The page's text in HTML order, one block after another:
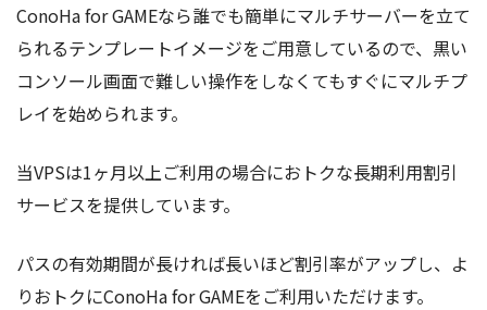
ConoHa for GAMEなら誰でも簡単にマルチサーバーを立て
られるテンプレートイメージをご用意しているので、黒い
コンソール画面で難しい操作をしなくてもすぐにマルチプ
レイを始められます。
当VPSは1ヶ月以上ご利用の場合におトクな長期利用割引
サービスを提供しています。
パスの有効期間が長ければ長いほど割引率がアップし、よ
りおトクにConoHa for GAMEをご利用いただけます。